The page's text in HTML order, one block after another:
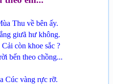
Thu về bên ấy.
giưã hư không.
còn khoe sắc ?
bến theo chồng...
Cúc vàng rực rỡ.